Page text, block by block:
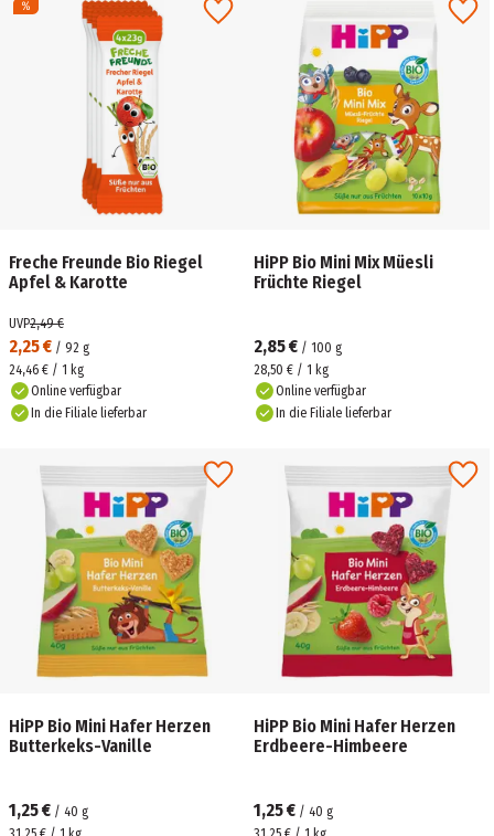
Freche Freunde Bio Riegel
Apfel & Karotte
2,25 € / 92 g
UVP2,49 €
24,46 € / 1 kg
Online verfügbar
In die Filiale lieferbar
HiPP Bio Mini Mix Müesli
Früchte Riegel
2,85 € / 100 g
28,50 € / 1 kg
Online verfügbar
In die Filiale lieferbar
HiPP Bio Mini Hafer Herzen
Butterkeks-Vanille
1,25 € / 40 g
HiPP Bio Mini Hafer Herzen
Erdbeere-Himbeere
1,25 € / 40 g